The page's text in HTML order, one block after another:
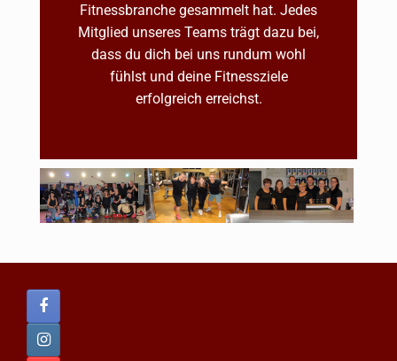
Fitnessbranche gesammelt hat. Jedes
Mitglied unseres Teams trägt dazu bei,
dass du dich bei uns rundum wohl
fühlst und deine Fitnessziele
erfolgreich erreichst.